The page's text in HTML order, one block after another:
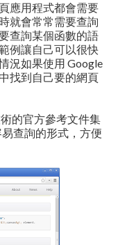
應用程式都會需要
就會常常需要查詢
查詢某個函數的語
例讓自己可以很快
況如果使用 Google
找到自己要的網頁
的官方參考文件集
查詢的形式，方便